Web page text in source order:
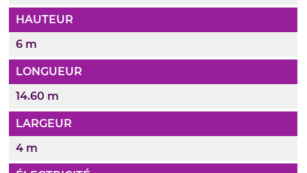
HAUTEUR
6 m
LONGUEUR
14.60 m
LARGEUR
4 m